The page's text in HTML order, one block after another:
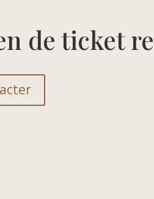
de ticket